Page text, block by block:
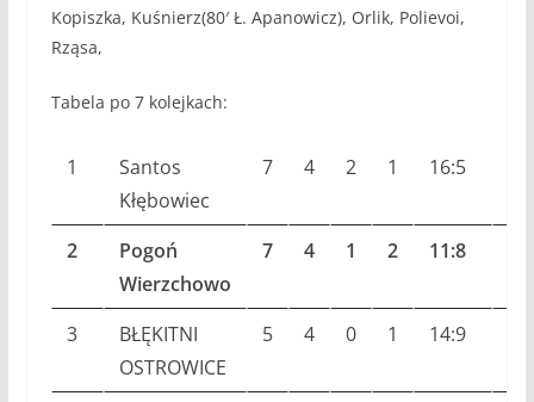
Kopiszka, Kuśnierz(80′ Ł. Apanowicz), Orlik, Polievoi,
Rząsa,
Tabela po 7 kolejkach:
1
Santos
Kłębowiec
7 4 2 1 16:5
2
Pogoń
Wierzchowo
7 4 1 2 11:8
3
BŁĘKITNI
OSTROWICE
5 4 0 1 14:9